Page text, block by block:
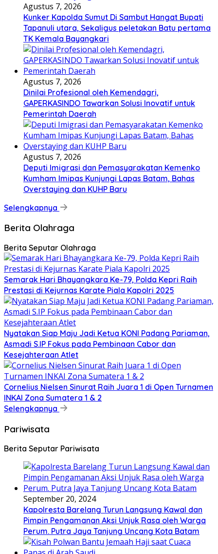
Agustus 7, 2026
Kunker Kapolda Sumut Di Sambut Hangat Bupati
Tapanuli utara, Sekaligus peletakan Batu pertama
TK Kemala Bayangkari
Agustus 7, 2026
Dinilai Profesional oleh Kemendagri,
GAPERKASINDO Tawarkan Solusi Inovatif untuk
Pemerintah Daerah
Agustus 7, 2026
Deputi Imigrasi dan Pemasyarakatan Kemenko
Kumham Imipas Kunjungi Lapas Batam, Bahas
Overstaying dan KUHP Baru
Selengkapnya
Berita Olahraga
Berita Seputar Olahraga
Semarak Hari Bhayangkara Ke-79, Polda Kepri Raih
Prestasi di Kejurnas Karate Piala Kapolri 2025
Nyatakan Siap Maju Jadi Ketua KONI Padang Pariaman,
Asmadi S.IP Fokus pada Pembinaan Cabor dan
Kesejahteraan Atlet
Cornelius Nielsen Sinurat Raih Juara 1 di Open Turnamen
INKAI Zona Sumatera 1 & 2
Selengkapnya
Pariwisata
Berita Seputar Pariwisata
September 20, 2024
Kapolresta Barelang Turun Langsung Kawal dan
Pimpin Pengamanan Aksi Unjuk Rasa oleh Warga
Perum. Putra Jaya Tanjung Uncang Kota Batam